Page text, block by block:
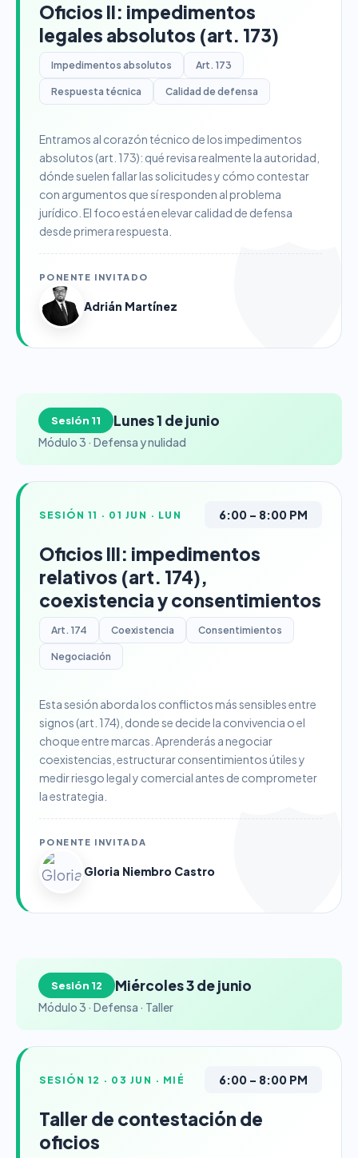
Oficios II: impedimentos
legales absolutos (art. 173)
Impedimentos absolutos Art. 173
Respuesta técnica Calidad de defensa
Entramos al corazón técnico de los impedimentos
absolutos (art. 173): qué revisa realmente la autoridad,
dónde suelen fallar las solicitudes y cómo contestar
con argumentos que sí responden al problema
jurídico. El foco está en elevar calidad de defensa
desde primera respuesta.
PONENTE INVITADO
Adrián Martínez
Sesión 11 Lunes 1 de junio
Módulo 3 · Defensa y nulidad
SESIÓN 11 · 01 JUN · LUN 6:00 – 8:00 PM
Oficios III: impedimentos
relativos (art. 174),
coexistencia y consentimientos
Art. 174 Coexistencia Consentimientos
Negociación
Esta sesión aborda los conflictos más sensibles entre
signos (art. 174), donde se decide la convivencia o el
choque entre marcas. Aprenderás a negociar
coexistencias, estructurar consentimientos útiles y
medir riesgo legal y comercial antes de comprometer
la estrategia.
PONENTE INVITADA
Gloria Niembro Castro
Sesión 12 Miércoles 3 de junio
Módulo 3 · Defensa · Taller
SESIÓN 12 · 03 JUN · MIÉ 6:00 – 8:00 PM
Taller de contestación de
oficios